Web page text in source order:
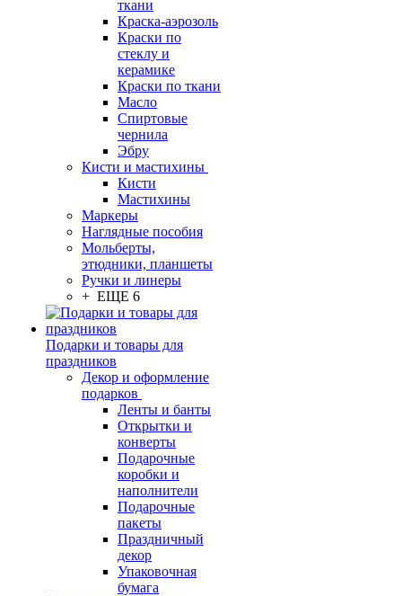
ткани
Краска-аэрозоль
Краски по
стеклу и
керамике
Краски по ткани
Масло
Спиртовые
чернила
Эбру
Кисти и мастихины
Кисти
Мастихины
Маркеры
Наглядные пособия
Мольберты,
этюдники, планшеты
Ручки и линеры
+ ЕЩЕ 6
Подарки и товары для
праздников
Декор и оформление
подарков
Ленты и банты
Открытки и
конверты
Подарочные
коробки и
наполнители
Подарочные
пакеты
Праздничный
декор
Упаковочная
бумага